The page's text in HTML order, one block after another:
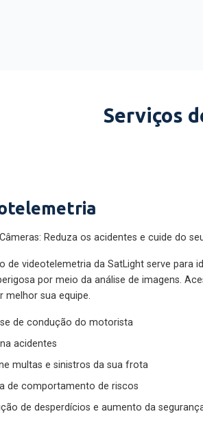
Serviços
Reduza os acidentes e cuide do
de videotelemetria da SatLight serve para
por meio da análise de imagens.
melhor sua equipe.
de condução do motorista
acidentes
multas e sinistros da sua frota
de comportamento de riscos
de desperdícios e aumento da